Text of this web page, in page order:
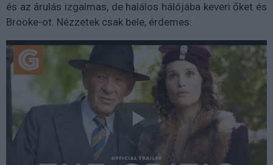
és az árulás izgalmas, de halálos hálójába keveri őket és
Brooke-ot. Nézzetek csak bele, érdemes: